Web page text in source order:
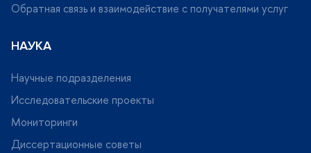
Обратная связь и взаимодействие с получателями услу
НАУКА
Научные подразделения
Исследовательские проекты
Мониторинги
Диссертационные советы